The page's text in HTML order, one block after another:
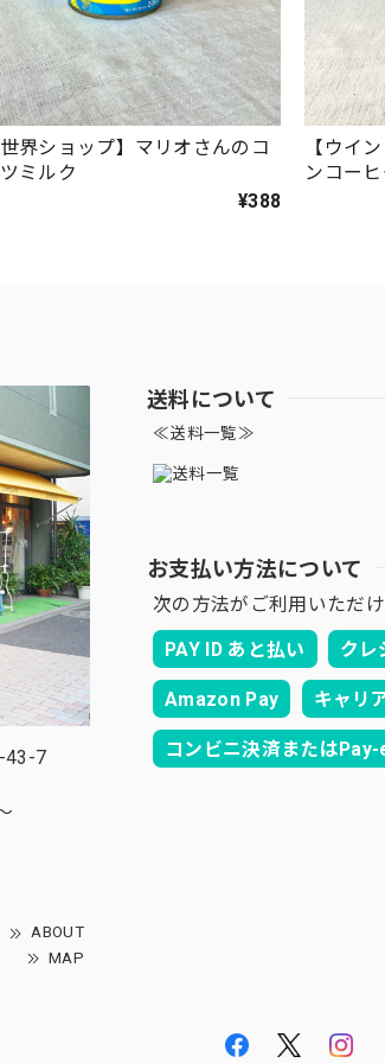
世界ショップ】マリオさんのコ
ミルク
¥388
【ウイ
ンコー
43-7
ABOUT
MAP
送料について
≪送料一覧≫
お支払い方法について
次の方法がご利用いただけ
PAY ID あと払い
クレ
Amazon Pay キャリ
コンビニ決済または